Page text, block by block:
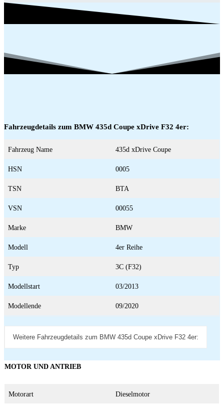
Fahrzeugdetails zum BMW 435d Coupe xDrive F32 4er:
Fahrzeug Name 435d xDrive Coupe
HSN 0005
TSN BTA
VSN 00055
Marke BMW
Modell 4er Reihe
Typ 3C (F32)
Modellstart 03/2013
Modellende 09/2020
Weitere Fahrzeugdetails zum BMW 435d Coupe xDrive F32 4er:
MOTOR UND ANTRIEB
Motorart Dieselmotor